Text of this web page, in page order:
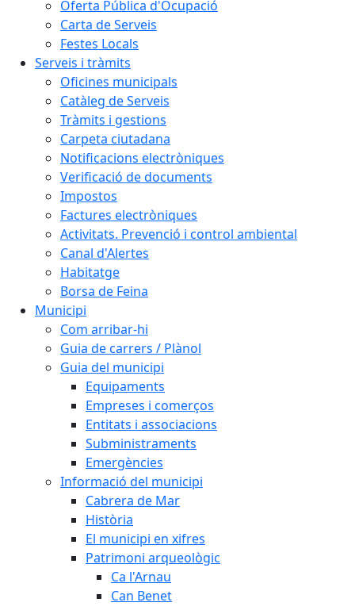
Oferta Pública d'Ocupació
Carta de Serveis
Festes Locals
Serveis i tràmits
Oficines municipals
Catàleg de Serveis
Tràmits i gestions
Carpeta ciutadana
Notificacions electròniques
Verificació de documents
Impostos
Factures electròniques
Activitats. Prevenció i control ambiental
Canal d'Alertes
Habitatge
Borsa de Feina
Municipi
Com arribar-hi
Guia de carrers / Plànol
Guia del municipi
Equipaments
Empreses i comerços
Entitats i associacions
Subministraments
Emergències
Informació del municipi
Cabrera de Mar
Història
El municipi en xifres
Patrimoni arqueològic
Ca l'Arnau
Can Benet